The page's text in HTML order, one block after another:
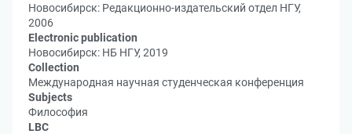
Новосибирск: Редакционно-издательский отдел НГУ,
2006
Electronic publication
Новосибирск: НБ НГУ, 2019
Collection
Международная научная студенческая конференция
Subjects
Философия
LBC